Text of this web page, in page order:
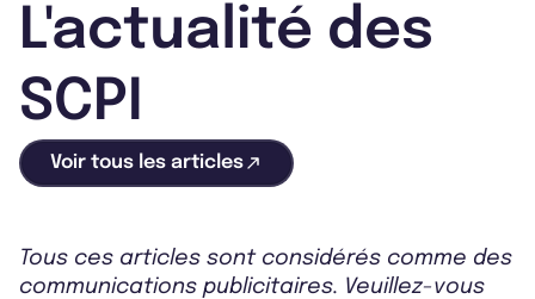
L'actualité des
SCPI
Voir tous les articles
Tous ces articles sont considérés comme des
communications publicitaires. Veuillez-vous